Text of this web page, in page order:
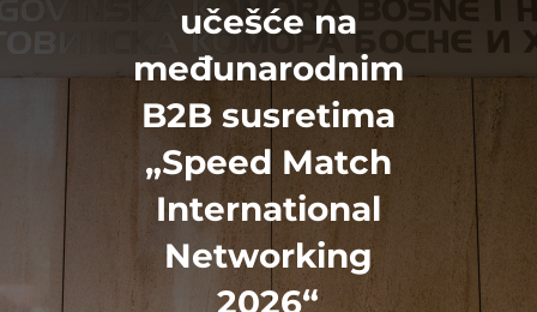
učešće na
međunarodnim
B2B susretima
„Speed Match
International
Networking
2026“